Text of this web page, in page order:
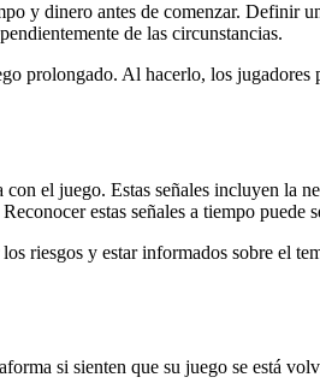
y dinero antes de comenzar. Definir
de las circunstancias.
prolongado. Al hacerlo, los
el juego. Estas señales incluyen la
estas señales a tiempo puede
riesgos y estar informados sobre el
si sienten que su juego se está